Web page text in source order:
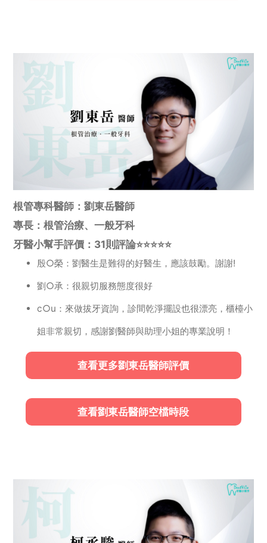
根管專科醫師：劉東岳醫師
專長：根管治療、一般牙科
牙醫小幫手評價：31則評論⭐️⭐️⭐️⭐️⭐️
殷○榮：劉醫生是難得的好醫生，應該鼓勵。謝謝!
劉○承：很親切服務態度很好
c○u：來做拔牙資詢，診間乾淨擺設也很漂亮，櫃檯小
姐非常親切，感謝劉醫師與助理小姐的專業說明！
查看更多劉東岳醫師評價
查看劉東岳醫師空檔時段